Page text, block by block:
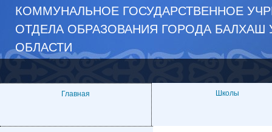
КОММУНАЛЬНОЕ ГОСУДАРСТВЕННОЕ
ОТДЕЛА ОБРАЗОВАНИЯ ГОРОДА БАЛХАШ
ОБЛАСТИ
Главная Школы